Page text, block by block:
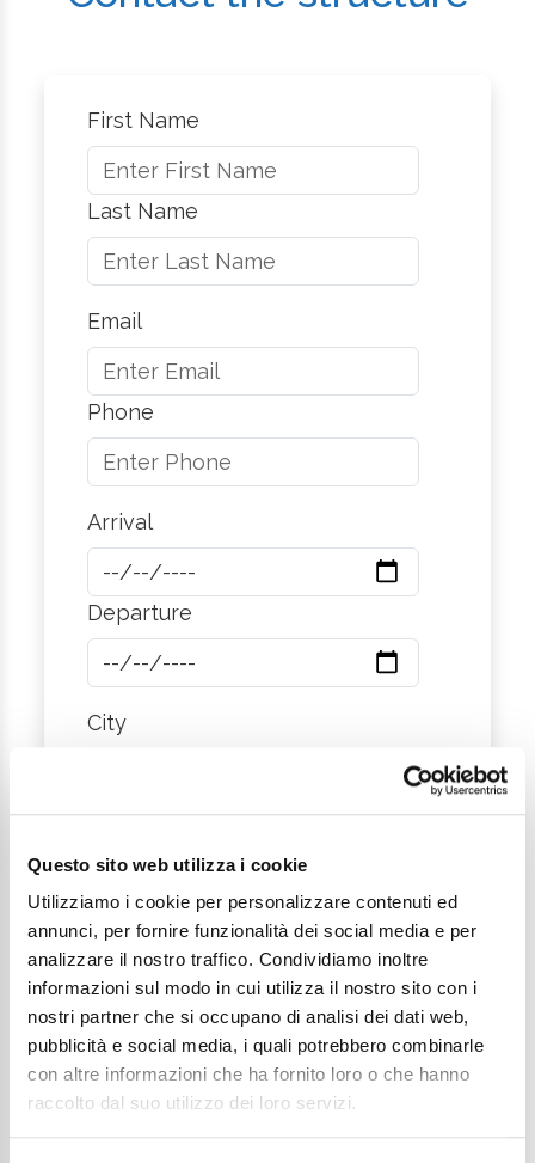
Questo sito web utilizza i cookie
Utilizziamo i cookie per personalizzare contenuti ed
annunci, per fornire funzionalità dei social media e per
analizzare il nostro traffico. Condividiamo inoltre
informazioni sul modo in cui utilizza il nostro sito con i
nostri partner che si occupano di analisi dei dati web,
pubblicità e social media, i quali potrebbero combinarle
con altre informazioni che ha fornito loro o che hanno
raccolto dal suo utilizzo dei loro servizi.
First Name
Last Name
Email
Phone
Arrival
Departure
City
I want to subscribe to the newsletter*